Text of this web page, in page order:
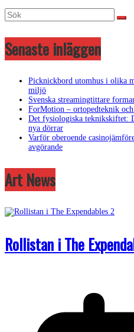
Senaste inläggen
Picknickbord utomhus i olika
miljö
Svenska streamingtittare
ForMotion – ortopedteknik
Det fysiologiska teknikskiftet:
nya dörrar
Varför oberoende
avgörande
Art News
Rollistan i The